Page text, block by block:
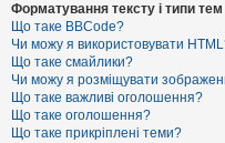
П
о
ш
у
к
Форматування тексту і типи тем
Що таке BBCode?
Чи можу я використовувати
Що таке смайлики?
Чи можу я розміщувати
Що таке важливі оголошення?
Що таке оголошення?
Що таке прикріплені теми?